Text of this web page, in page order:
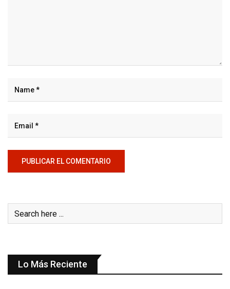
Lo Más Reciente